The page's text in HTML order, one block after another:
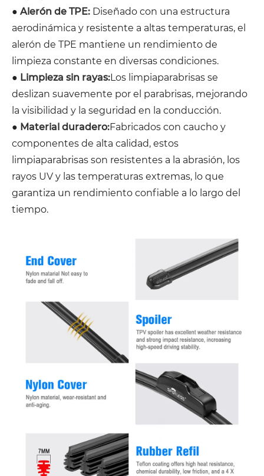
● Alerón de TPE: Diseñado con una estructura
aerodinámica y resistente a altas temperaturas, el
alerón de TPE mantiene un rendimiento de
limpieza constante en diversas condiciones.
● Limpieza sin rayas:Los limpiaparabrisas se
deslizan suavemente por el parabrisas, mejorando
la visibilidad y la seguridad en la conducción.
● Material duradero:Fabricados con caucho y
componentes de alta calidad, estos
limpiaparabrisas son resistentes a la abrasión, los
rayos UV y las temperaturas extremas, lo que
garantiza un rendimiento confiable a lo largo del
tiempo.